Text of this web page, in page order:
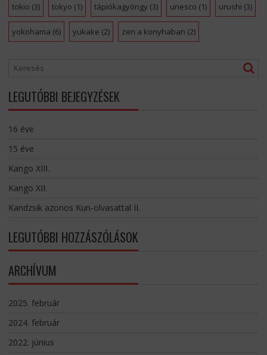
tokio (3) tokyo (1) tápiókagyöngy (3) unesco (1) urushi (3)
yokohama (6) yukake (2) zen a konyhaban (2)
LEGUTÓBBI BEJEGYZÉSEK
16 éve
15 éve
Kango XIII.
Kango XII.
Kandzsik azonos Kun-olvasattal II.
LEGUTÓBBI HOZZÁSZÓLÁSOK
ARCHÍVUM
2025. február
2024. február
2022. június